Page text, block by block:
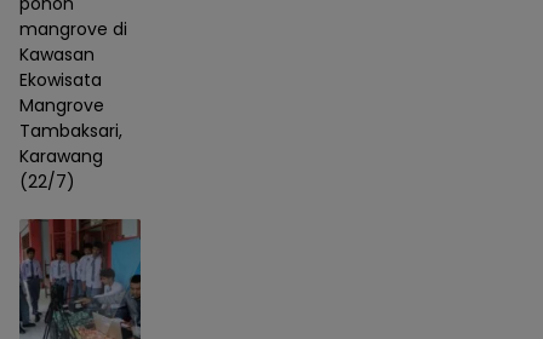
mangrove di
Kawasan
Ekowisata
Mangrove
Tambaksari,
Karawang
(22/7)